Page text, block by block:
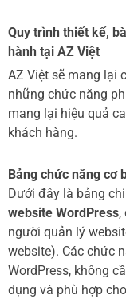
Quy trình thiết kế,
hành tại AZ Việt
AZ Việt sẽ mang lại
những chức năng
mang lại hiệu quả
khách hàng.
Bảng chức năng cơ
Dưới đây là bảng
website WordPress,
người quản lý
website). Các chức
WordPress, không
dụng và phù hợp